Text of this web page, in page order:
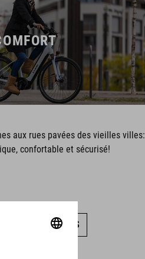
aux rues pavées des vieilles villes:
confortable et sécurisé!
TOUS LES VÉLOS